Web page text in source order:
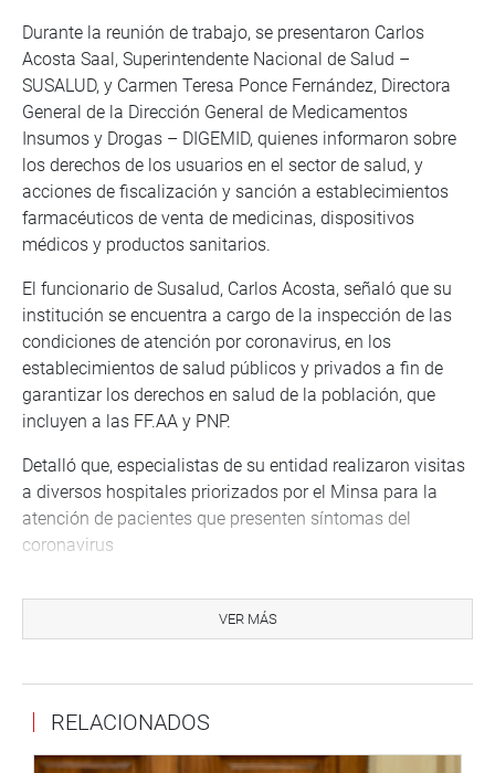
Durante la reunión de trabajo, se presentaron Carlos
Acosta Saal, Superintendente Nacional de Salud –
SUSALUD, y Carmen Teresa Ponce Fernández, Directora
General de la Dirección General de Medicamentos
Insumos y Drogas – DIGEMID, quienes informaron sobre
los derechos de los usuarios en el sector de salud, y
acciones de fiscalización y sanción a establecimientos
farmacéuticos de venta de medicinas, dispositivos
médicos y productos sanitarios.
El funcionario de Susalud, Carlos Acosta, señaló que su
institución se encuentra a cargo de la inspección de las
condiciones de atención por coronavirus, en los
establecimientos de salud públicos y privados a fin de
garantizar los derechos en salud de la población, que
incluyen a las FF.AA y PNP.
Detalló que, especialistas de su entidad realizaron visitas
a diversos hospitales priorizados por el Minsa para la
atención de pacientes que presenten síntomas del
coronavirus
establecimientos de salud públicos y privados para
enfrentar al coronavirus. En ese sentido, señaló que la
denuncias, a través de la línea gratuita y otros canales de
VER MÁS
RELACIONADOS